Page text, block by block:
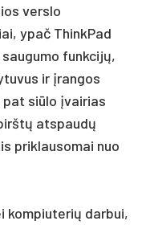
verslo
ypač ThinkPad
funkcijų,
ir įrangos
siūlo įvairias
atspaudų
priklausomai nuo
kompiuterių darbui,